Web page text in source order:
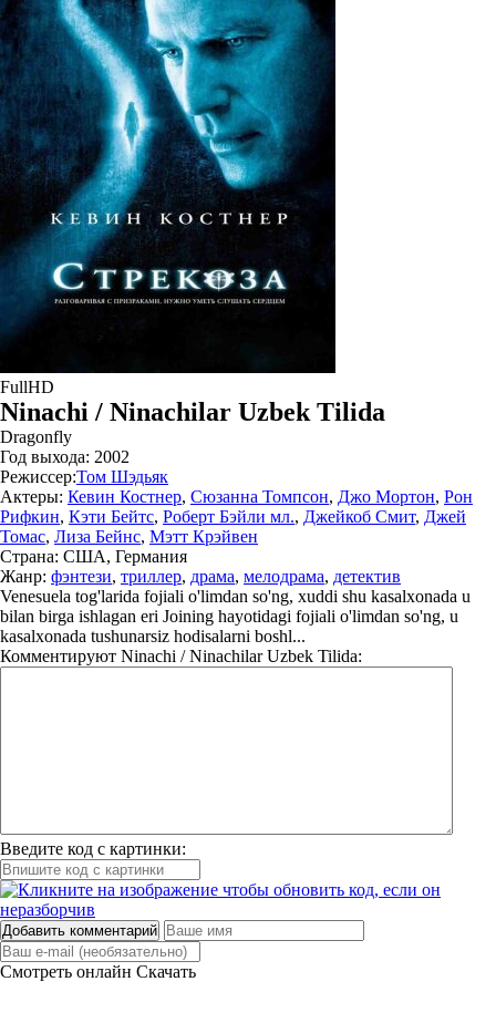
FullHD
Ninachi / Ninachilar Uzbek Tilida
Dragonfly
Год выхода: 2002
Режиссер:Том Шэдьяк
Актеры: Кевин Костнер, Сюзанна Томпсон, Джо Мортон, Рон
Рифкин, Кэти Бейтс, Роберт Бэйли мл., Джейкоб Смит, Джей
Томас, Лиза Бейнс, Мэтт Крэйвен
Страна: США, Германия
Жанр: фэнтези, триллер, драма, мелодрама, детектив
Venesuela tog'larida fojiali o'limdan so'ng, xuddi shu kasalxonada u
bilan birga ishlagan eri Joining hayotidagi fojiali o'limdan so'ng, u
kasalxonada tushunarsiz hodisalarni boshl...
Комментируют Ninachi / Ninachilar Uzbek Tilida:
Введите код с картинки:
Добавить комментарий
Смотреть онлайн Скачать